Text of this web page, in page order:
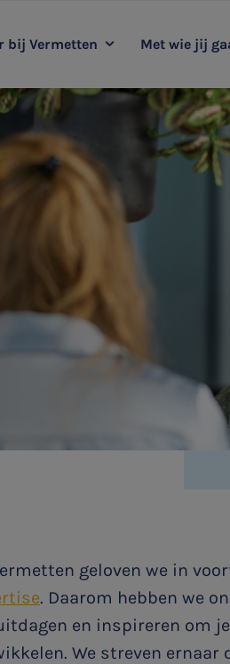
& Salaris
bij Vermetten Met wie jij
Gilze
West-
Tilburg |
geloven we in
. Daarom hebben we
en inspireren om
We streven